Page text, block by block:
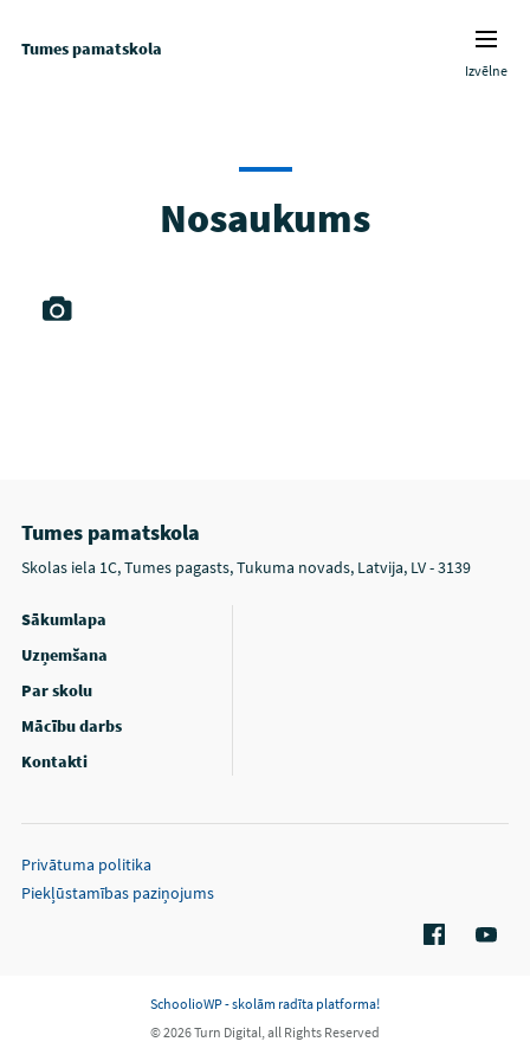
Tumes pamatskola
Izvēlne
Nosaukums
Tumes pamatskola
Skolas iela 1C, Tumes pagasts, Tukuma novads, Latvija, LV - 3139
Sākumlapa
Uzņemšana
Par skolu
Mācību darbs
Kontakti
Privātuma politika
Piekļūstamības paziņojums
SchoolioWP - skolām radīta platforma!
© 2026 Turn Digital, all Rights Reserved